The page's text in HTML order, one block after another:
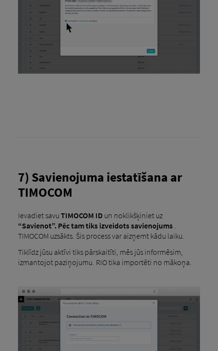
7) Savienojuma iestatīšana ar
TIMOCOM
Ievadiet savu TIMOCOM ID un noklikšķiniet uz
“Savienot”. Pēc tam tiks izveidots savienojums.
TIMOCOM uzsākts. Šis process var aizņemt kādu laiku.
Tiklīdz jūsu aktīvi tiks pārskaitīti, mēs jūs informēsim,
izmantojot paziņojumu. RIO tika importēti no mākoņa.